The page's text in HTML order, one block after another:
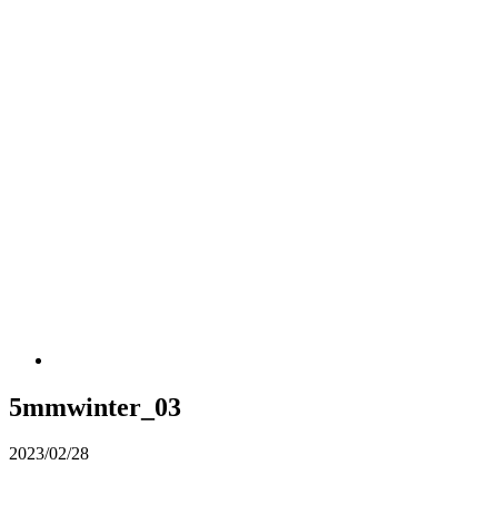
5mmwinter_03
2023/02/28